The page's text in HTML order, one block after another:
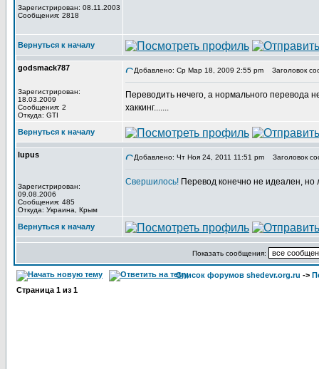
Зарегистрирован: 08.11.2003
Сообщения: 2818
Вернуться к началу
godsmack787
Зарегистрирован:
18.03.2009
Сообщения: 2
Откуда: GTI
Добавлено: Ср Мар 18, 2009 2:55 pm Заголовок
Переводить нечего, а нормального перевода
хаккинг.......
Вернуться к началу
lupus
Зарегистрирован:
09.08.2006
Сообщения: 485
Откуда: Украина, Крым
Добавлено: Чт Ноя 24, 2011 11:51 pm Заголовок
Свершилось! Перевод конечно не идеален, но
Вернуться к началу
Показать сообщения:
Список форумов shedevr.org.ru ->
Страница 1 из 1